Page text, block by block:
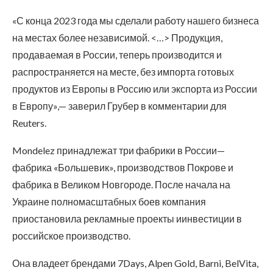
«С конца 2023 года мы сделали работу нашего бизнеса
на местах более независимой. <…> Продукция,
продаваемая в России, теперь производится и
распространяется на месте, без импорта готовых
продуктов из Европы в Россию или экспорта из России
в Европу»,— заверил Грубер в комментарии для
Reuters.
Mondelez принадлежат три фабрики в России—
фабрика «Большевик», производствов Покрове и
фабрика в Великом Новгороде. После начала на
Украине полномасштабных боев компания
приостановила рекламные проекты иинвестиции в
российское производство.
Она владеет брендами 7Days, Alpen Gold, Barni, BelVita,